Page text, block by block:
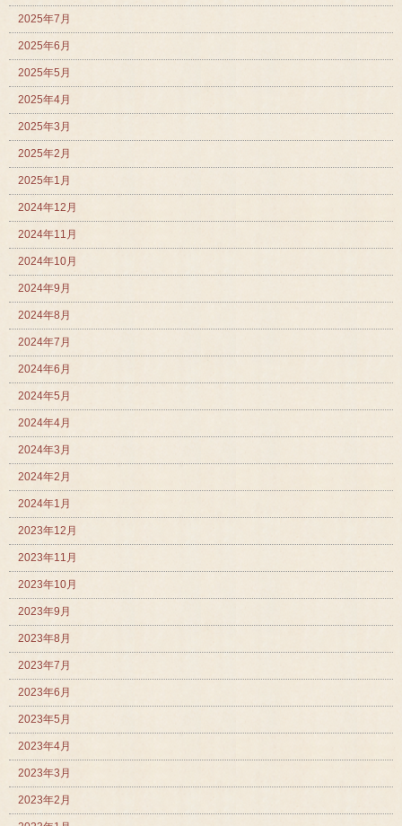
2025年7月
2025年6月
2025年5月
2025年4月
2025年3月
2025年2月
2025年1月
2024年12月
2024年11月
2024年10月
2024年9月
2024年8月
2024年7月
2024年6月
2024年5月
2024年4月
2024年3月
2024年2月
2024年1月
2023年12月
2023年11月
2023年10月
2023年9月
2023年8月
2023年7月
2023年6月
2023年5月
2023年4月
2023年3月
2023年2月